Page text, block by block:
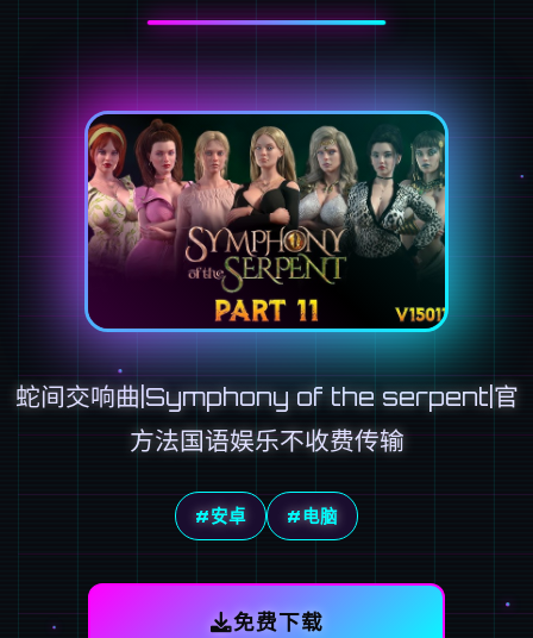
蛇间交响曲|Symphony of the serpent|官
方法国语娱乐不收费传输
#安卓 #电脑
免费下载